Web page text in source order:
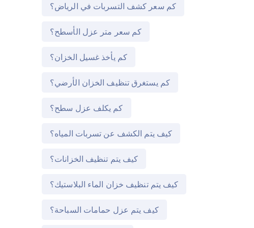
كم سعر كشف التسربات في الرياض؟
كم سعر متر عزل الأسطح؟
كم يأخذ غسيل الخزان؟
كم يستغرق تنظيف الخزان الأرضي؟
كم يكلف عزل سطح؟
كيف يتم الكشف عن تسربات المياه؟
كيف يتم تنظيف الخزانات؟
كيف يتم تنظيف خزان الماء البلاستيك؟
كيف يتم عزل حمامات السباحة؟